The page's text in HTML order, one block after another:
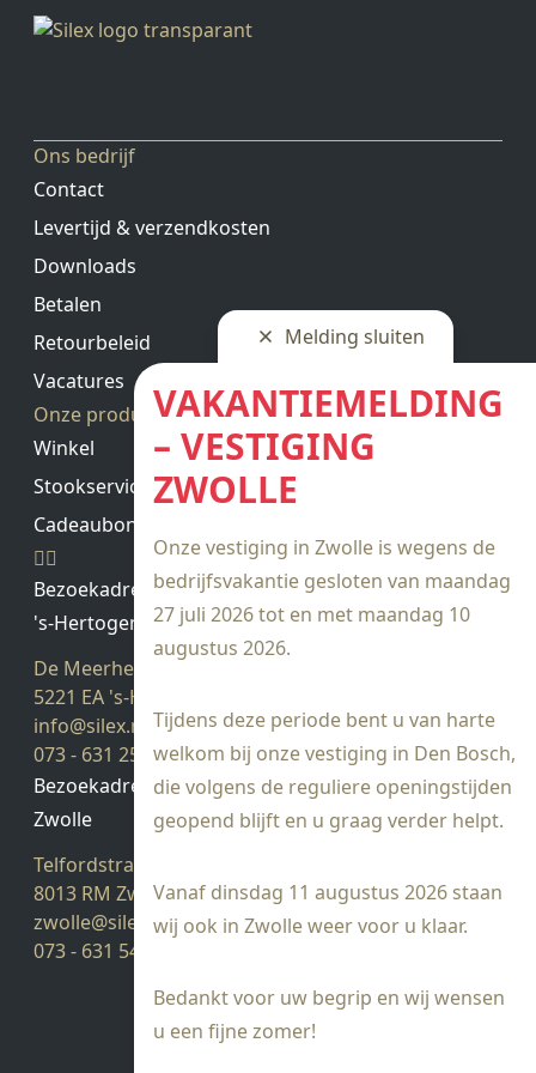
Melding sluiten
VAKANTIEMELDING
– VESTIGING
ZWOLLE
Onze vestiging in Zwolle is wegens de
bedrijfsvakantie gesloten van maandag
27 juli 2026 tot en met maandag 10
augustus 2026.
Tijdens deze periode bent u van harte
welkom bij onze vestiging in Den Bosch,
die volgens de reguliere openingstijden
geopend blijft en u graag verder helpt.
Vanaf dinsdag 11 augustus 2026 staan
wij ook in Zwolle weer voor u klaar.
Bedankt voor uw begrip en wij wensen
u een fijne zomer!
Ons bedrijf
Contact
Levertijd & verzendkosten
Downloads
Betalen
Retourbeleid
Vacatures
Onze producten
Winkel
Stookservice
Cadeaubon saldo
Bezoekadres
's-Hertogenbosch
De Meerheuvel 21
5221 EA 's-Hertogenbosch
info@silex.nl
073 - 631 25 28
Bezoekadres
Zwolle
Telfordstraat 14
8013 RM Zwolle
zwolle@silex.nl
073 - 631 54 05